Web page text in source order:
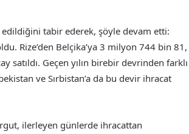
tabir ederek, şöyle devam etti:
Rize’den Belçika’ya 3 milyon 744 bin 81,
satıldı. Geçen yılın birebir devrinden farklı
ve Sırbistan’a da bu devir ihracat
ilerleyen günlerde ihracattan